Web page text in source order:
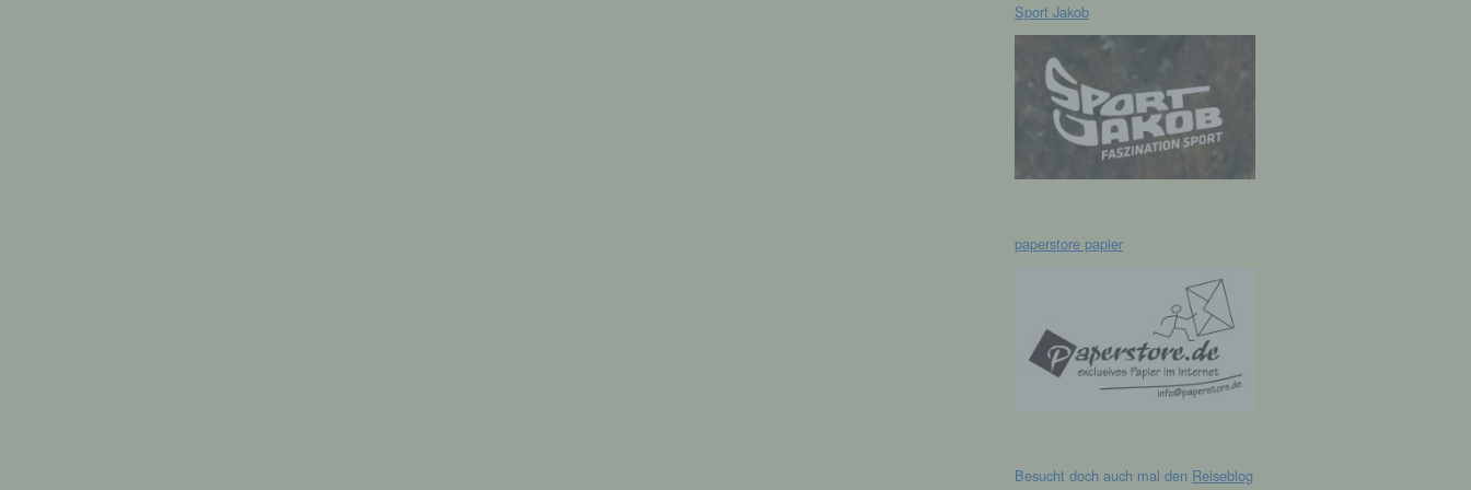
Sport Jakob
paperstore papier
Besucht doch auch mal den Reiseblog